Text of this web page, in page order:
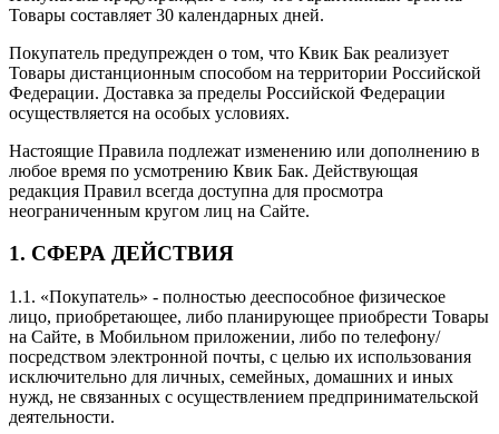
Товары составляет 30 календарных дней.
Покупатель предупрежден о том, что Квик Бак реализует
Товары дистанционным способом на территории Российской
Федерации. Доставка за пределы Российской Федерации
осуществляется на особых условиях.
Настоящие Правила подлежат изменению или дополнению в
любое время по усмотрению Квик Бак. Действующая
редакция Правил всегда доступна для просмотра
неограниченным кругом лиц на Cайте.
1. СФЕРА ДЕЙСТВИЯ
1.1. «Покупатель» - полностью дееспособное физическое
лицо, приобретающее, либо планирующее приобрести Товары
на Сайте, в Мобильном приложении, либо по телефону/
посредством электронной почты, с целью их использования
исключительно для личных, семейных, домашних и иных
нужд, не связанных с осуществлением предпринимательской
деятельности.